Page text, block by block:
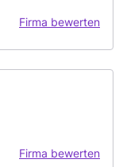
Firma bewerten
Firma bewerten